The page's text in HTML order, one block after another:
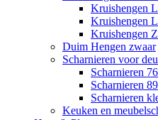
Kruishengen
Kruishengen
Kruishengen
Duim Hengen zwaar
Scharnieren voor
Scharnieren
Scharnieren
Scharnieren
Keuken en